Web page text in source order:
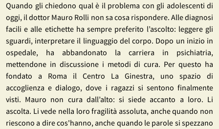
Quando gli chiedono qual è il problema con gli adolescenti di
oggi, il dottor Mauro Rolli non sa cosa rispondere. Alle diagnosi
facili e alle etichette ha sempre preferito l’ascolto: leggere gli
sguardi, interpretare il linguaggio del corpo. Dopo un inizio in
ospedale, ha abbandonato la carriera in psichiatria,
mettendone in discussione i metodi di cura. Per questo ha
fondato a Roma il Centro La Ginestra, uno spazio di
accoglienza e dialogo, dove i ragazzi si sentono finalmente
visti. Mauro non cura dall’alto: si siede accanto a loro. Li
ascolta. Li vede nella loro fragilità assoluta, anche quando non
riescono a dire cos'hanno, anche quando le parole si spezzano